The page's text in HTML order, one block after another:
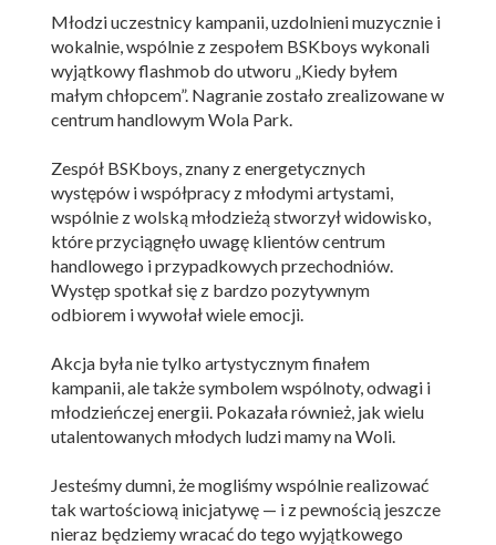
Młodzi uczestnicy kampanii, uzdolnieni muzycznie i
wokalnie, wspólnie z zespołem BSKboys wykonali
wyjątkowy flashmob do utworu „Kiedy byłem
małym chłopcem”. Nagranie zostało zrealizowane w
centrum handlowym Wola Park.
Zespół BSKboys, znany z energetycznych
występów i współpracy z młodymi artystami,
wspólnie z wolską młodzieżą stworzył widowisko,
które przyciągnęło uwagę klientów centrum
handlowego i przypadkowych przechodniów.
Występ spotkał się z bardzo pozytywnym
odbiorem i wywołał wiele emocji.
Akcja była nie tylko artystycznym finałem
kampanii, ale także symbolem wspólnoty, odwagi i
młodzieńczej energii. Pokazała również, jak wielu
utalentowanych młodych ludzi mamy na Woli.
Jesteśmy dumni, że mogliśmy wspólnie realizować
tak wartościową inicjatywę — i z pewnością jeszcze
nieraz będziemy wracać do tego wyjątkowego